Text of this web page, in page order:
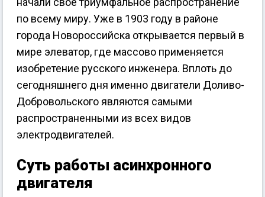
по всему миру. Уже в 1903 году в районе
города Новороссийска открывается первый в
мире элеватор, где массово применяется
изобретение русского инженера. Вплоть до
сегодняшнего дня именно двигатели Доливо-
Добровольского являются самыми
распространенными из всех видов
электродвигателей.
Суть работы асинхронного
двигателя